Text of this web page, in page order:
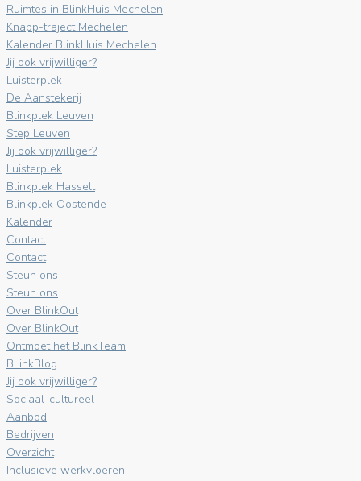
Ruimtes in BlinkHuis Mechelen
Knapp-traject Mechelen
Kalender BlinkHuis Mechelen
Jij ook vrijwilliger?
Luisterplek
De Aanstekerij
Blinkplek Leuven
Step Leuven
Jij ook vrijwilliger?
Luisterplek
Blinkplek Hasselt
Blinkplek Oostende
Kalender
Contact
Contact
Steun ons
Steun ons
Over BlinkOut
Over BlinkOut
Ontmoet het BlinkTeam
BLinkBlog
Jij ook vrijwilliger?
Sociaal-cultureel
Aanbod
Bedrijven
Overzicht
Inclusieve werkvloeren